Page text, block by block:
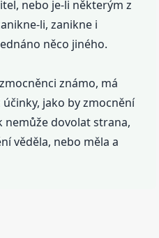
nebo je-li některým z
li, zanikne i
něco jiného.
známo, má
jako by zmocnění
nemůže dovolat strana,
věděla, nebo měla a